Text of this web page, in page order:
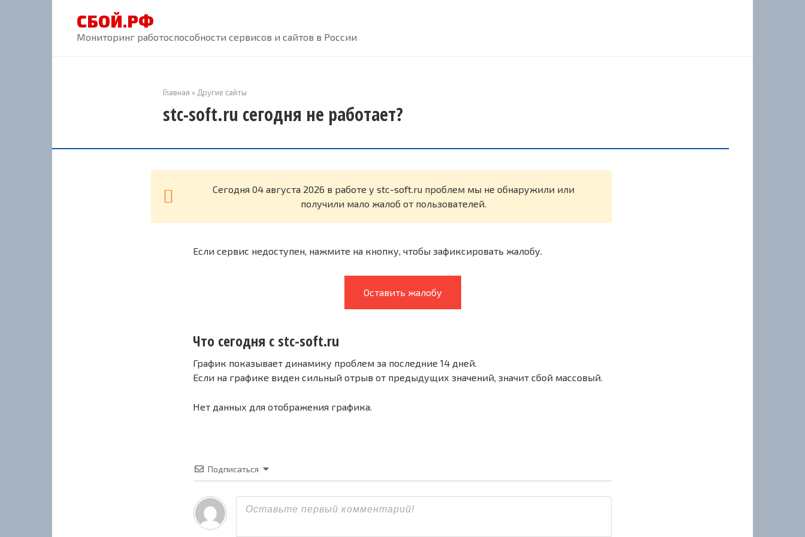
СБОЙ.РФ
Мониторинг работоспособности сервисов и сайтов в России
Главная » Другие сайты
stc-soft.ru сегодня не работает?
Cегодня 04 августа 2026 в работе у stc-soft.ru проблем мы не обнаружили или
получили мало жалоб от пользователей.
Если сервис недоступен, нажмите на кнопку, чтобы зафиксировать жалобу.
Оставить жалобу
Что сегодня с stc-soft.ru
График показывает динамику проблем за последние 14 дней.
Если на графике виден сильный отрыв от предыдущих значений, значит сбой массовый.
Нет данных для отображения графика.
Подписаться